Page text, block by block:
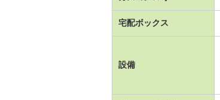
宅配ボックス
設備